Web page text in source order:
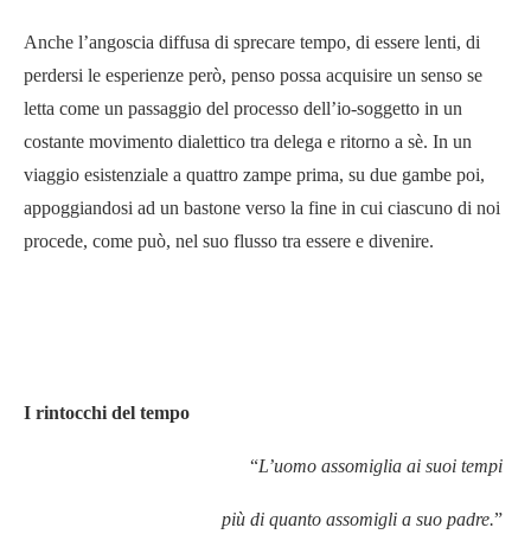
Anche l’angoscia diffusa di sprecare tempo, di essere lenti, di
perdersi le esperienze però, penso possa acquisire un senso se
letta come un passaggio del processo dell’io-soggetto in un
costante movimento dialettico tra delega e ritorno a sè. In un
viaggio esistenziale a quattro zampe prima, su due gambe poi,
appoggiandosi ad un bastone verso la fine in cui ciascuno di noi
procede, come può, nel suo flusso tra essere e divenire.
I rintocchi del tempo
“L’uomo assomiglia ai suoi tempi
più di quanto assomigli a suo padre.”